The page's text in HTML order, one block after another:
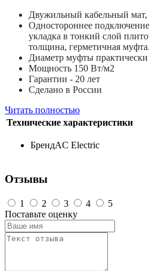
Двужильный кабельный
Одностороннее
укладка в тонкий слой
толщина, герметичная муфта.
Диаметр муфты практически
Мощность 150 Вт/м2
Гарантии - 20 лет
Сделано в России
Читать полностью
Технические характеристики
БрендAC Electric
Отзывы
1 2 3 4
5
Поставьте оценку